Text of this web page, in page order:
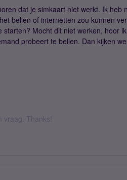
dat je simkaart niet werkt. Ik heb
bellen of internetten zou kunnen
Mocht dit niet werken, hoor
probeert te bellen. Dan kijken
Thanks!